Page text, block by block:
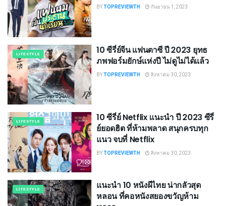
BYTOPREVIEWTH กันยายน 1, 2023
LIFESTYLE
10 ซีรี่ย์จีน แฟนตาซี ปี 2023 ยุทธ
ภพฟอร์มยักษ์แห่งปี ไม่ดูไม่ได้แล้ว
BYTOPREVIEWTH สิงหาคม 30, 2023
LIFESTYLE
10 ซีรี่ย์ Netflix แนะนำ ปี 2023 ซีรี่
ย์ยอดฮิต ที่ห้ามพลาด สนุกครบทุก
แนว จบที่ Netflix
BYTOPREVIEWTH สิงหาคม 30, 2023
LIFESTYLE
แนะนำ 10 หนังผีไทย น่ากลัวสุด
หลอน ที่คอหนังสยองขวัญห้าม